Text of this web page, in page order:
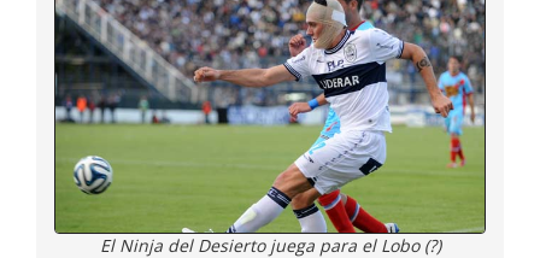
El Ninja del Desierto juega para el Lobo (?)